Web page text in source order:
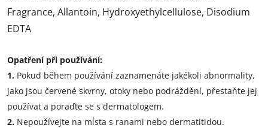
Fragrance, Allantoin, Hydroxyethylcellulose, Disodium
EDTA
Opatření při používání:
1. Pokud během používání zaznamenáte jakékoli abnormality,
jako jsou červené skvrny, otoky nebo podráždění, přestaňte jej
používat a poraďte se s dermatologem.
2. Nepoužívejte na místa s ranami nebo dermatitidou.